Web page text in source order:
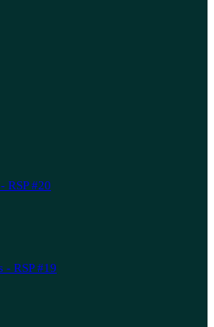
RSP #20
- RSP #19